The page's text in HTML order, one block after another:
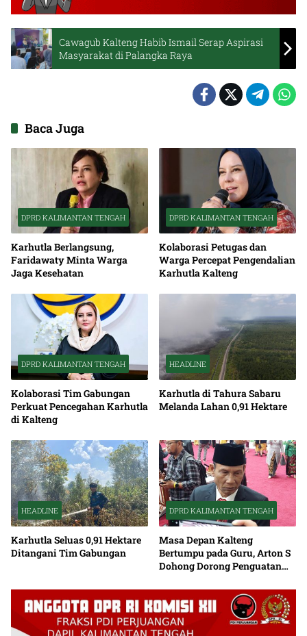
Cawagub Kalteng Habib Ismail Serap Aspirasi
Masyarakat di Palangka Raya
Baca Juga
DPRD KALIMANTAN TENGAH
Karhutla Berlangsung,
Faridawaty Minta Warga
Jaga Kesehatan
DPRD KALIMANTAN TENGAH
Kolaborasi Petugas dan
Warga Percepat Pengendalian
Karhutla Kalteng
DPRD KALIMANTAN TENGAH
Kolaborasi Tim Gabungan
Perkuat Pencegahan Karhutla
di Kalteng
HEADLINE
Karhutla di Tahura Sabaru
Melanda Lahan 0,91 Hektare
HEADLINE
Karhutla Seluas 0,91 Hektare
Ditangani Tim Gabungan
DPRD KALIMANTAN TENGAH
Masa Depan Kalteng
Bertumpu pada Guru, Arton S
Dohong Dorong Penguatan